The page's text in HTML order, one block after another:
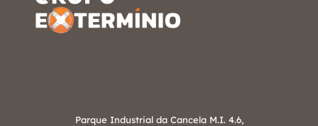
Parque Industrial da Cancela M.I. 4.6,